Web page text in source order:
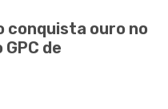
conquista ouro no
de